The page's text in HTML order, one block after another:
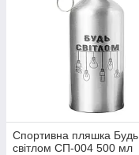
Спортивна пляшка Будь
світлом СП-004 500 мл